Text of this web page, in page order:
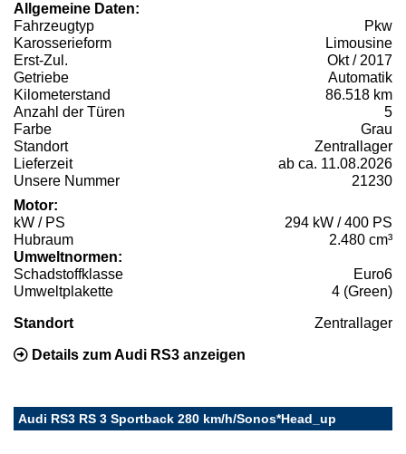
Allgemeine Daten:
Fahrzeugtyp
Pkw
Karosserieform
Limousine
Erst-Zul.
Okt / 2017
Getriebe
Automatik
Kilometerstand
86.518 km
Anzahl der Türen
5
Farbe
Grau
Standort
Zentrallager
Lieferzeit
ab ca. 11.08.2026
Unsere Nummer
21230
Motor:
kW / PS
294 kW / 400 PS
Hubraum
2.480 cm³
Umweltnormen:
Schadstoffklasse
Euro6
Umweltplakette
4 (Green)
Standort Zentrallager
Details zum Audi RS3 anzeigen
Audi RS3 RS 3 Sportback 280 km/h/Sonos*Head_up